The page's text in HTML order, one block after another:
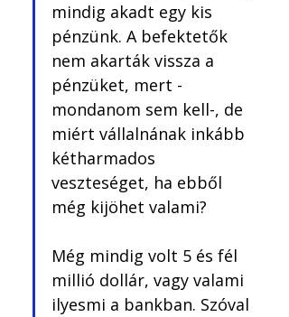
mindig akadt egy kis
pénzünk. A befektetők
nem akarták vissza a
pénzüket, mert -
mondanom sem kell-, de
miért vállalnának inkább
kétharmados
veszteséget, ha ebből
még kijöhet valami?
Még mindig volt 5 és fél
millió dollár, vagy valami
ilyesmi a bankban. Szóval